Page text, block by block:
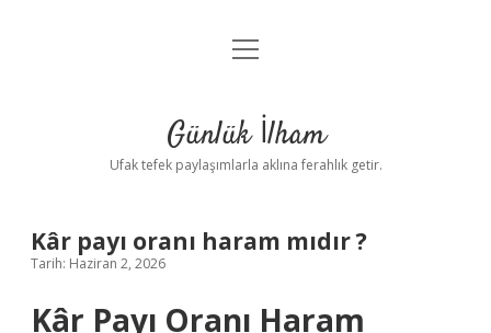
Anasayfa
Yasal Uyarı
menüyü
Günlük İlham
Ufak tefek paylaşımlarla aklına ferahlık getir.
Kâr payı oranı haram mıdır ?
Tarih: Haziran 2, 2026
Kâr Payı Oranı Haram